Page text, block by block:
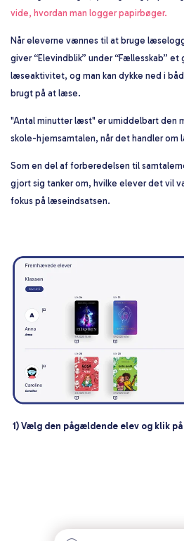
vide, hvordan man logger papirbøger.
Når eleverne vænnes til at bruge
giver “Elevindblik” under “Fællesskab”
læseaktivitet, og man kan dykke ned i
brugt på at læse.
"Antal minutter læst" er umiddelbart den
skole-hjemsamtalen, når det handler om
Som en del af forberedelsen til
gjort sig tanker om, hvilke elever det vil
fokus på læseindsatsen.
1) Vælg den pågældende elev og klik